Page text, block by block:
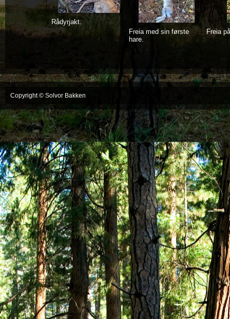
Rådyrjakt.
Freia med sin første
hare.
Freia
Copyright © Solvor Bakken